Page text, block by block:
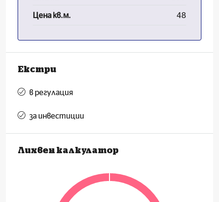
Цена кв.м. 48
Екстри
в регулация
за инвестиции
Лихвен калкулатор